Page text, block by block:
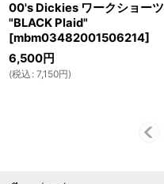
00's Dickies ワークショーツ
"BLACK Plaid"
[mbm03482001506214]
6,500円
(税込 : 7,150円)